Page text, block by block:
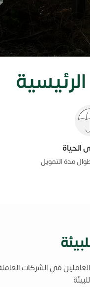
الحياة
مدة التمويل
في الشركات